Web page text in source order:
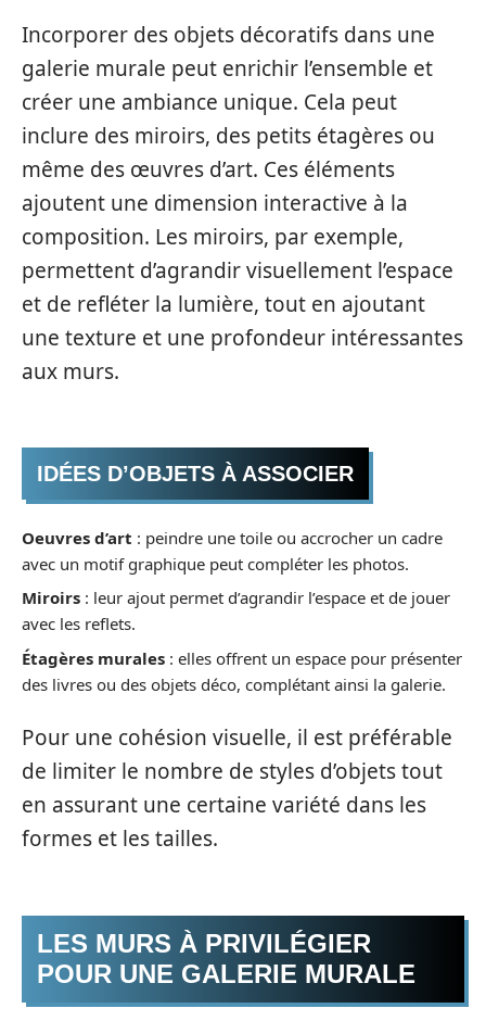
Incorporer des objets décoratifs dans une
galerie murale peut enrichir l’ensemble et
créer une ambiance unique. Cela peut
inclure des miroirs, des petits étagères ou
même des œuvres d’art. Ces éléments
ajoutent une dimension interactive à la
composition. Les miroirs, par exemple,
permettent d’agrandir visuellement l’espace
et de refléter la lumière, tout en ajoutant
une texture et une profondeur intéressantes
aux murs.
IDÉES D’OBJETS À ASSOCIER
Oeuvres d’art : peindre une toile ou accrocher un cadre
avec un motif graphique peut compléter les photos.
Miroirs : leur ajout permet d’agrandir l’espace et de jouer
avec les reflets.
Étagères murales : elles offrent un espace pour présenter
des livres ou des objets déco, complétant ainsi la galerie.
Pour une cohésion visuelle, il est préférable
de limiter le nombre de styles d’objets tout
en assurant une certaine variété dans les
formes et les tailles.
LES MURS À PRIVILÉGIER
POUR UNE GALERIE MURALE